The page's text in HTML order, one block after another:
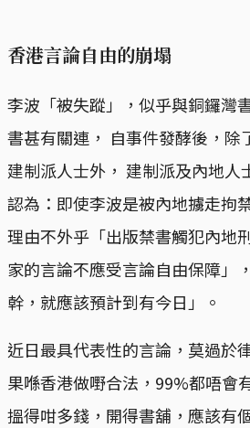
香港言論自由的崩塌
李波「被失蹤」，似乎與銅鑼灣
書甚有關連， 自事件發酵後，除
建制派人士外， 建制派及內地人
認為：即使李波是被內地擄走拘
理由不外乎「出版禁書觸犯內地
家的言論不應受言論自由保障」
幹，就應該預計到有今日」。
近日最具代表性的言論，莫過於
果喺香港做嘢合法，99%都唔會
搵得咁多錢，開得書舖，應該有